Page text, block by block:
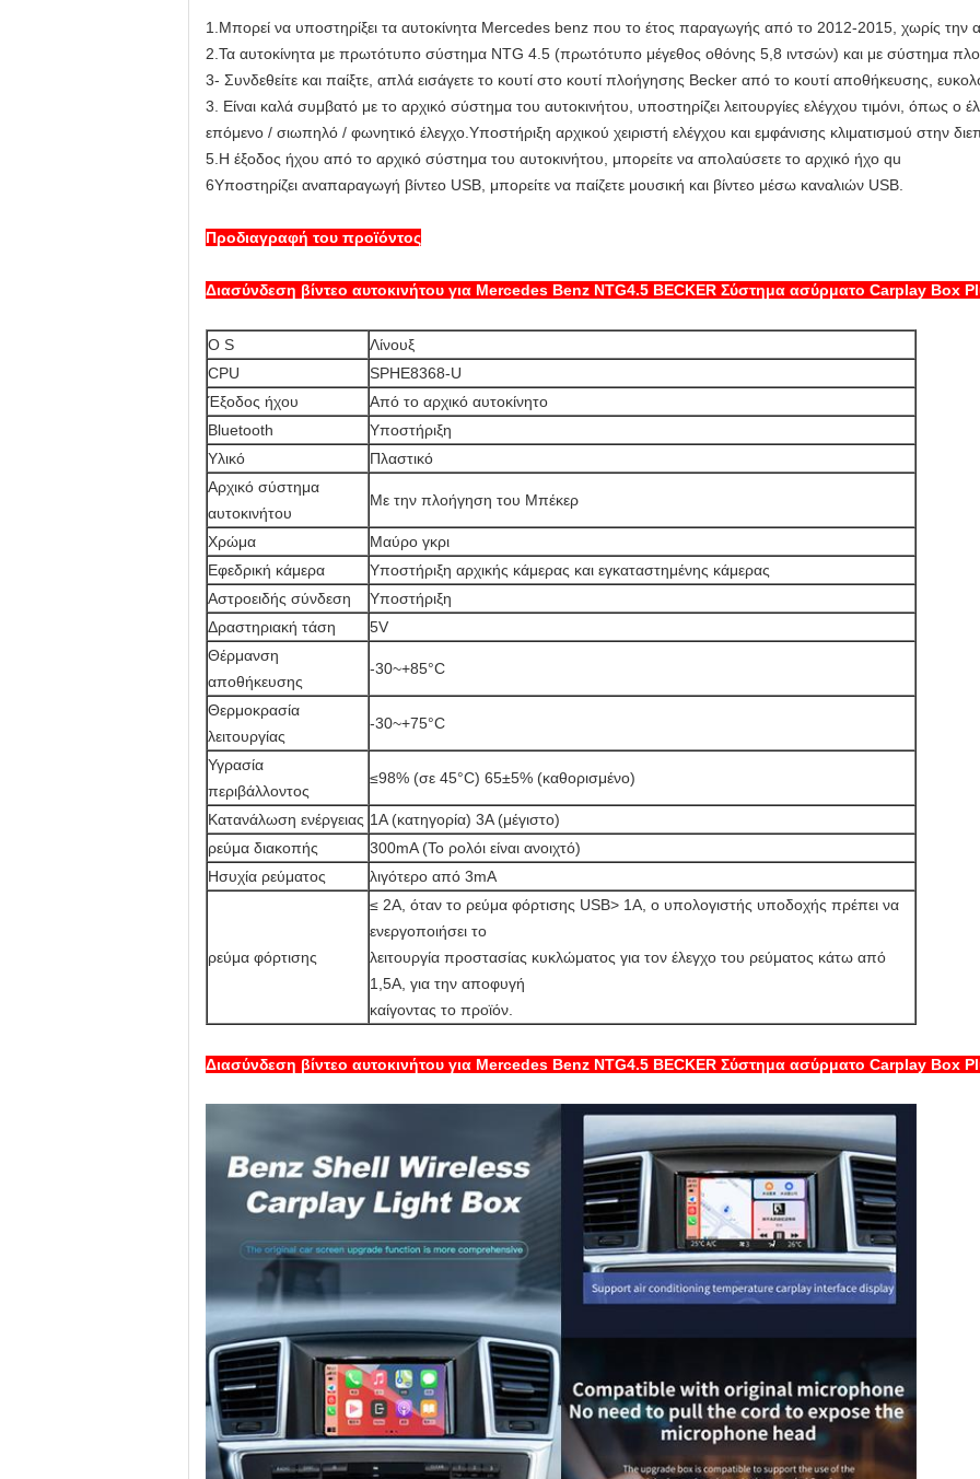
1. Μπορεί να υποστηρίξει τα αυτοκίνητα Mercedes benz που το έτος παραγωγής από το 2012-2015, χωρίς την
2. Τα αυτοκίνητα με πρωτότυπο σύστημα NTG 4.5 (πρωτότυπο μέγεθος οθόνης 5,8 ιντσών) και με σύστημα
3- Συνδεθείτε και παίξτε, απλά εισάγετε το κουτί στο κουτί πλοήγησης Becker από το κουτί αποθήκευσης,
3. Είναι καλά συμβατό με το αρχικό σύστημα του αυτοκινήτου, υποστηρίζει λειτουργίες ελέγχου τιμόνι, όπως ο
επόμενο / σιωπηλό / φωνητικό έλεγχο.Υποστήριξη αρχικού χειριστή ελέγχου και εμφάνισης κλιματισμού στην
5.Η έξοδος ήχου από το αρχικό σύστημα του αυτοκινήτου, μπορείτε να απολαύσετε το αρχικό ήχο qu
6Υποστηρίζει αναπαραγωγή βίντεο USB, μπορείτε να παίζετε μουσική και βίντεο μέσω καναλιών USB.
Προδιαγραφή του προϊόντος
Διασύνδεση βίντεο αυτοκινήτου για Mercedes Benz NTG4.5 BECKER Σύστημα ασύρματο Carplay Box
Ο S
Λίνουξ
CPU
SPHE8368-U
Έξοδος ήχου
Από το αρχικό αυτοκίνητο
Bluetooth
Υποστήριξη
Υλικό
Πλαστικό
Αρχικό σύστημα
αυτοκινήτου
Με την πλοήγηση του Μπέκερ
Χρώμα
Μαύρο γκρι
Εφεδρική κάμερα
Υποστήριξη αρχικής κάμερας και εγκαταστημένης κάμερας
Αστροειδής σύνδεση
Υποστήριξη
Δραστηριακή τάση
5V
Θέρμανση
αποθήκευσης
-30~+85°C
Θερμοκρασία
λειτουργίας
-30~+75°C
Υγρασία
περιβάλλοντος
≤98% (σε 45°C) 65±5% (καθορισμένο)
Κατανάλωση ενέργειας 1A (κατηγορία) 3A (μέγιστο)
ρεύμα διακοπής
300mA (Το ρολόι είναι ανοιχτό)
Ησυχία ρεύματος
λιγότερο από 3mA
ρεύμα φόρτισης
≤ 2A, όταν το ρεύμα φόρτισης USB> 1A, ο υπολογιστής υποδοχής πρέπει να
ενεργοποιήσει το
λειτουργία προστασίας κυκλώματος για τον έλεγχο του ρεύματος κάτω από
1,5A, για την αποφυγή
καίγοντας το προϊόν.
Διασύνδεση βίντεο αυτοκινήτου για Mercedes Benz NTG4.5 BECKER Σύστημα ασύρματο Carplay Box